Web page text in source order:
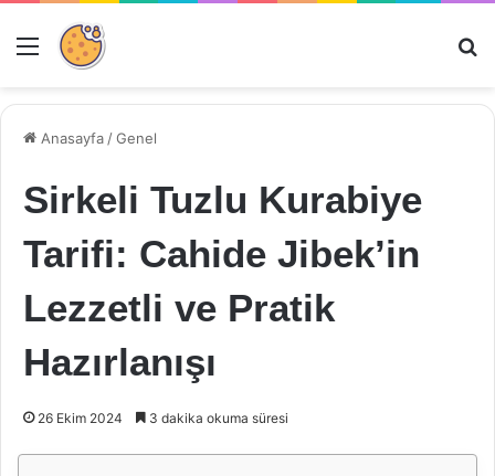
Menü
Anasayfa /Genel
Sirkeli Tuzlu Kurabiye
Tarifi: Cahide Jibek’in
Lezzetli ve Pratik
Hazırlanışı
26 Ekim 2024 3 dakika okuma süresi